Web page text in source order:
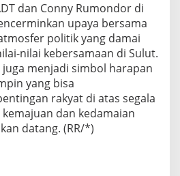
dan Conny Rumondor di
upaya bersama
politik yang damai
nilai kebersamaan di Sulut.
menjadi simbol harapan
yang bisa
rakyat di atas segala
dan kedamaian
datang. (RR/*)